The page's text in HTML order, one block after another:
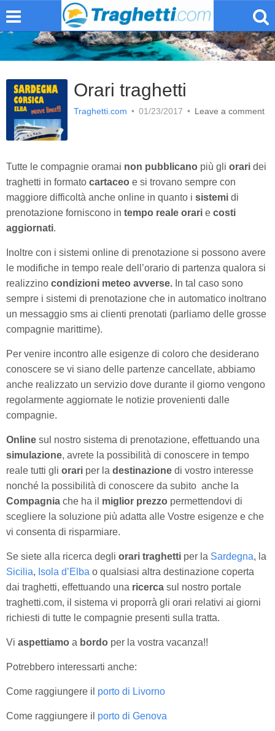
Orari traghetti
Traghetti.com • 01/23/2017 • Leave a comment
Tutte le compagnie oramai non pubblicano più gli orari dei
traghetti in formato cartaceo e si trovano sempre con
maggiore difficoltà anche online in quanto i sistemi di
prenotazione forniscono in tempo reale orari e costi
aggiornati.
Inoltre con i sistemi online di prenotazione si possono avere
le modifiche in tempo reale dell’orario di partenza qualora si
realizzino condizioni meteo avverse. In tal caso sono
sempre i sistemi di prenotazione che in automatico inoltrano
un messaggio sms ai clienti prenotati (parliamo delle grosse
compagnie marittime).
Per venire incontro alle esigenze di coloro che desiderano
conoscere se vi siano delle partenze cancellate, abbiamo
anche realizzato un servizio dove durante il giorno vengono
regolarmente aggiornate le notizie provenienti dalle
compagnie.
Online sul nostro sistema di prenotazione, effettuando una
simulazione, avrete la possibilità di conoscere in tempo
reale tutti gli orari per la destinazione di vostro interesse
nonché la possibilità di conoscere da subito anche la
Compagnia che ha il miglior prezzo permettendovi di
scegliere la soluzione più adatta alle Vostre esigenze e che
vi consenta di risparmiare.
Se siete alla ricerca degli orari traghetti per la Sardegna, la
Sicilia, Isola d’Elba o qualsiasi altra destinazione coperta
dai traghetti, effettuando una ricerca sul nostro portale
traghetti.com, il sistema vi proporrà gli orari relativi ai giorni
richiesti di tutte le compagnie presenti sulla tratta.
Vi aspettiamo a bordo per la vostra vacanza!!
Potrebbero interessarti anche:
Come raggiungere il porto di Livorno
Come raggiungere il porto di Genova